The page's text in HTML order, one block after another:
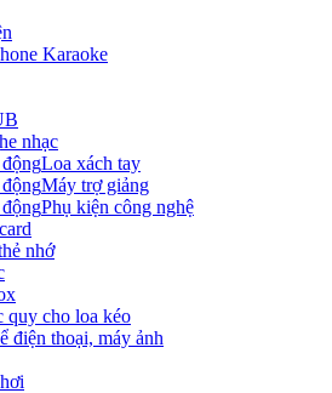
Karaoke
nhạc
Loa xách tay
Máy trợ giảng
Phụ kiện công nghệ
nhớ
quy cho loa kéo
điện thoại, máy ảnh